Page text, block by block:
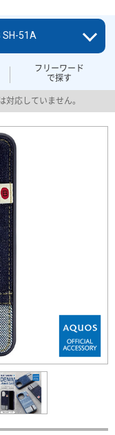
フリーワード
で探す
SH-51A
対応していません。